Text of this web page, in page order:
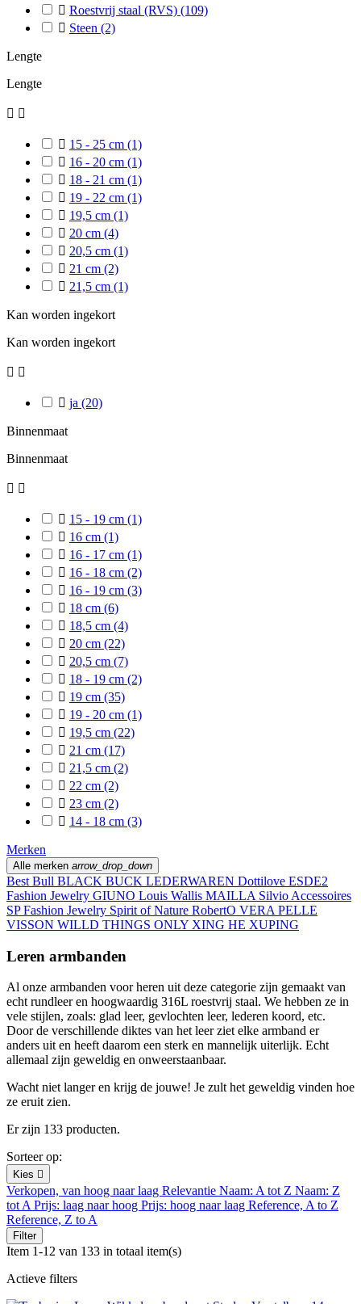
 Roestvrij staal (RVS) (109)
 Steen (2)
Lengte
Lengte
 
 15 - 25 cm (1)
 16 - 20 cm (1)
 18 - 21 cm (1)
 19 - 22 cm (1)
 19,5 cm (1)
 20 cm (4)
 20,5 cm (1)
 21 cm (2)
 21,5 cm (1)
Kan worden ingekort
Kan worden ingekort
 
 ja (20)
Binnenmaat
Binnenmaat
 
 15 - 19 cm (1)
 16 cm (1)
 16 - 17 cm (1)
 16 - 18 cm (2)
 16 - 19 cm (3)
 18 cm (6)
 18,5 cm (4)
 20 cm (22)
 20,5 cm (7)
 18 - 19 cm (2)
 19 cm (35)
 19 - 20 cm (1)
 19,5 cm (22)
 21 cm (17)
 21,5 cm (2)
 22 cm (2)
 23 cm (2)
 14 - 18 cm (3)
Merken
Alle merken arrow_drop_down
Best Bull BLACK BUCK LEDERWAREN Dottilove ESDE2
Fashion Jewelry GIUNO Louis Wallis MAILLA Silvio Accessoires
SP Fashion Jewelry Spirit of Nature RobertO VERA PELLE
VISSON WILLD THINGS ONLY XING HE XUPING
Leren armbanden
Al onze armbanden voor heren uit deze categorie zijn gemaakt van
echt rundleer en hoogwaardig 316L roestvrij staal. We hebben ze in
vele stijlen, zoals: glad leer, gevlochten leer, lederen koord, etc.
Door de verschillende diktes van het leer ziet elke armband er
anders uit en heeft daarom een ​​sterk en mannelijk uiterlijk. Echt
allemaal zijn geweldig en onweerstaanbaar.
Wacht niet langer en krijg de jouwe! Je zult het geweldig vinden hoe
ze eruit zien.
Er zijn 133 producten.
Sorteer op:
Kies 
Verkopen, van hoog naar laag Relevantie Naam: A tot Z Naam: Z
tot APrijs: laag naar hoog Prijs: hoog naar laag Reference, A to Z
Reference, Z to A
Filter
Item 1-12 van 133 in totaal item(s)
Actieve filters